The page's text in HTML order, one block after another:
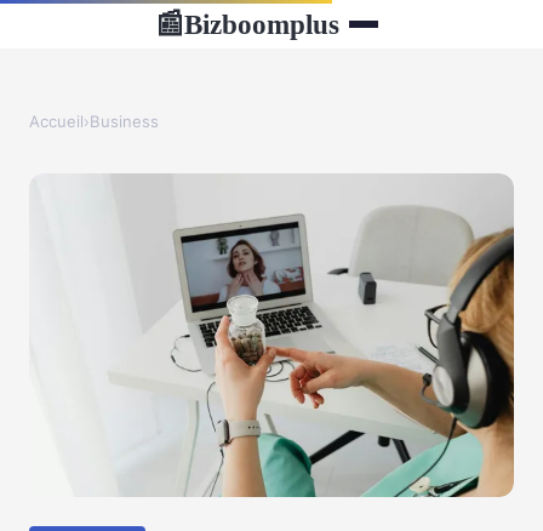
📰Bizboomplus
Accueil›Business